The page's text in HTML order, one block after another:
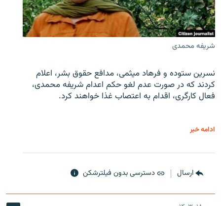
شریفه محمدی
نسرین ستوده و فرهاد میثمی، مدافع حقوق بشر، اعلام
کردند که در صورت عدم لغو حکم اعدام شریفه محمدی،
فعال کارگری، اقدام به اعتصاب غذا خواهند کرد.
ادامه خبر
ارسال دسترسی بدون فیلترشکن